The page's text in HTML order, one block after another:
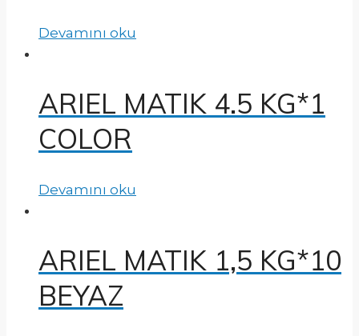
Devamını oku
ARIEL MATIK 4.5 KG*1
COLOR
Devamını oku
ARIEL MATIK 1,5 KG*10
BEYAZ